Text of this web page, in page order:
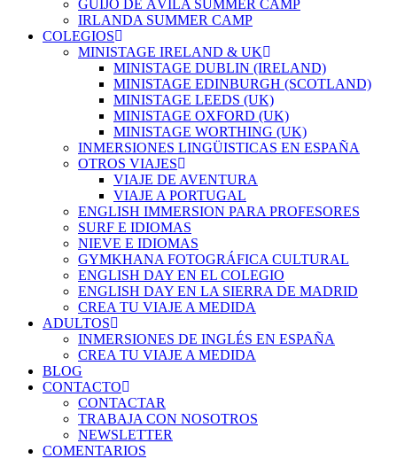
GUIJO DE ÁVILA SUMMER CAMP
IRLANDA SUMMER CAMP
COLEGIOS
MINISTAGE IRELAND & UK
MINISTAGE DUBLIN (IRELAND)
MINISTAGE EDINBURGH (SCOTLAND)
MINISTAGE LEEDS (UK)
MINISTAGE OXFORD (UK)
MINISTAGE WORTHING (UK)
INMERSIONES LINGÜISTICAS EN ESPAÑA
OTROS VIAJES
VIAJE DE AVENTURA
VIAJE A PORTUGAL
ENGLISH IMMERSION PARA PROFESORES
SURF E IDIOMAS
NIEVE E IDIOMAS
GYMKHANA FOTOGRÁFICA CULTURAL
ENGLISH DAY EN EL COLEGIO
ENGLISH DAY EN LA SIERRA DE MADRID
CREA TU VIAJE A MEDIDA
ADULTOS
INMERSIONES DE INGLÉS EN ESPAÑA
CREA TU VIAJE A MEDIDA
BLOG
CONTACTO
CONTACTAR
TRABAJA CON NOSOTROS
NEWSLETTER
COMENTARIOS